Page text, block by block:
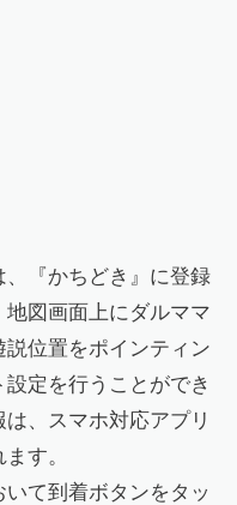
、『かちどき』に登録
図画面上にダルママ
位置をポインティン
定を行うことができ
、スマホ対応アプリ
す。
いて到着ボタンをタッ